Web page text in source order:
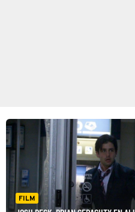
FILM